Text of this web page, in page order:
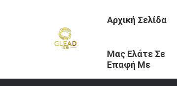
Αρχική Σελίδα
Μας Ελάτε Σε
Επαφή Με
Προϊόντα / Εμπορικός